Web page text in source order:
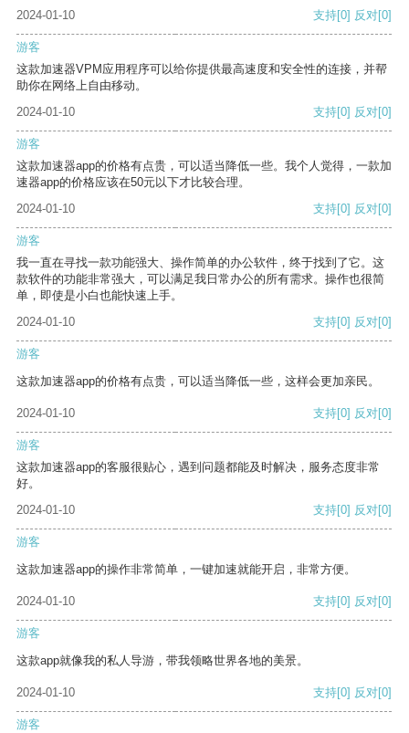
2024-01-10 支持[0] 反对[0]
游客
这款加速器VPM应用程序可以给你提供最高速度和安全性的连接，并帮
助你在网络上自由移动。
2024-01-10
支持[0] 反对[0]
游客
这款加速器app的价格有点贵，可以适当降低一些。我个人觉得，一款加
速器app的价格应该在50元以下才比较合理。
2024-01-10
支持[0] 反对[0]
游客
我一直在寻找一款功能强大、操作简单的办公软件，终于找到了它。这
款软件的功能非常强大，可以满足我日常办公的所有需求。操作也很简
单，即使是小白也能快速上手。
2024-01-10
支持[0] 反对[0]
游客
这款加速器app的价格有点贵，可以适当降低一些，这样会更加亲民。
2024-01-10 支持[0] 反对[0]
游客
这款加速器app的客服很贴心，遇到问题都能及时解决，服务态度非常
好。
2024-01-10
支持[0] 反对[0]
游客
这款加速器app的操作非常简单，一键加速就能开启，非常方便。
2024-01-10 支持[0] 反对[0]
游客
这款app就像我的私人导游，带我领略世界各地的美景。
2024-01-10 支持[0] 反对[0]
游客